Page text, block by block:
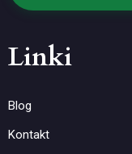
Linki
Blog
Kontakt